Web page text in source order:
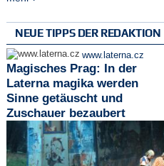
NEUE TIPPS DER REDAKTION
www.laterna.cz
Magisches Prag: In der
Laterna magika werden
Sinne getäuscht und
Zuschauer bezaubert